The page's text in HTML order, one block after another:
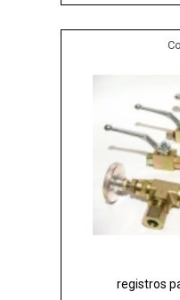
registros